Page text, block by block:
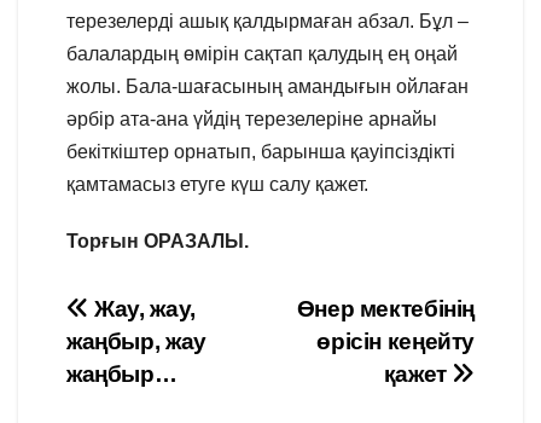
терезелерді ашық қалдырмаған абзал. Бұл –
балалардың өмірін сақтап қалудың ең оңай
жолы. Бала-шағасының амандығын ойлаған
әрбір ата-ана үйдің терезелеріне арнайы
бекіткіштер орнатып, барынша қауіпсіздікті
қамтамасыз етуге күш салу қажет.
Торғын ОРАЗАЛЫ.
Навигация
по
Өнер мектебінің
өрісін кеңейту
қажет
Жау, жау,
жаңбыр, жау
жаңбыр…